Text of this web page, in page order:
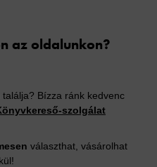
az oldalunkon?
találja? Bízza ránk kedvenc
szolgálat
választhat, vásárolhat